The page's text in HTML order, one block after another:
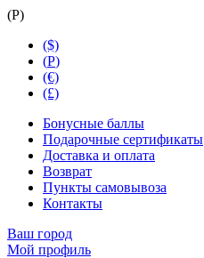
(Р)
($)
(Р)
(€)
(£)
Бонусные баллы
Подарочные сертификаты
Доставка и оплата
Возврат
Пункты самовывоза
Контакты
Ваш город
Мой профиль